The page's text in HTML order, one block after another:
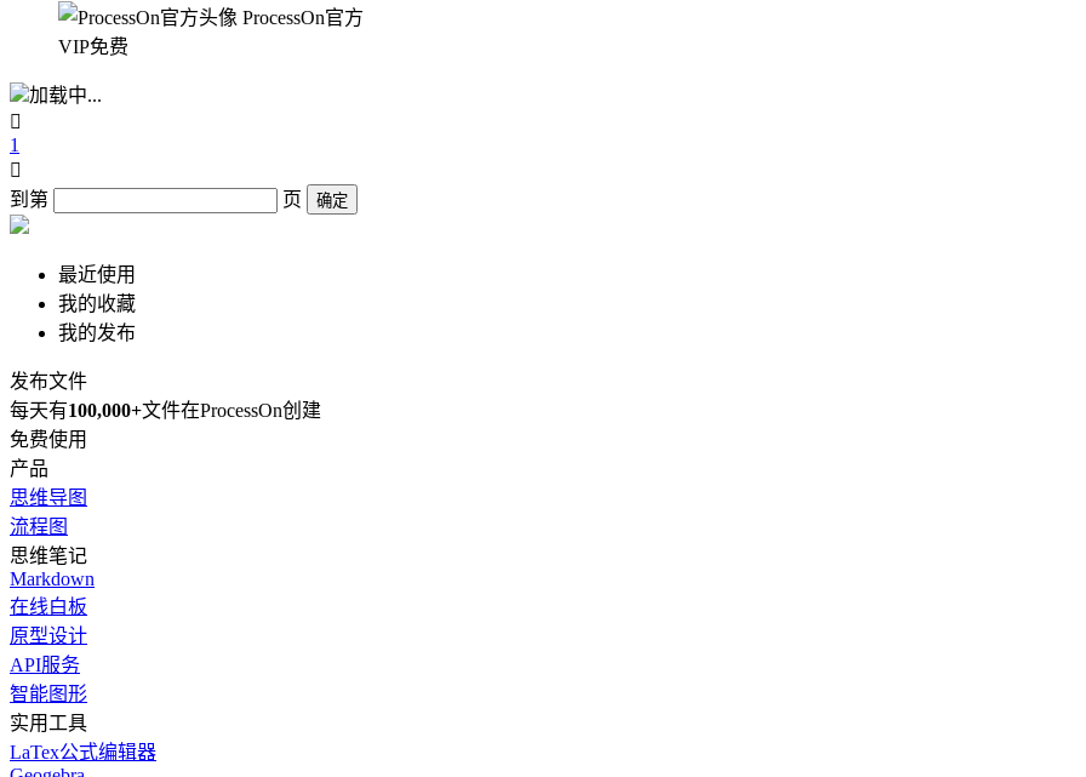
ProcessOn官方
VIP免费
加载中...

1

到第
页 确定
最近使用
我的收藏
我的发布
发布文件
每天有100,000+文件在ProcessOn创建
免费使用
产品
思维导图
流程图
思维笔记
Markdown
在线白板
原型设计
API服务
智能图形
实用工具
LaTex公式编辑器